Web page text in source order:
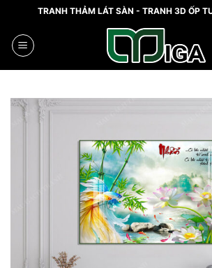
content
TRANH THẢM LÁT SÀN - TRANH 3D ỐP